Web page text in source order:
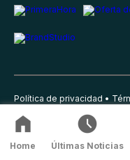
Política de privacidad
condiciones del suscriptor
Home Últimas Noticias